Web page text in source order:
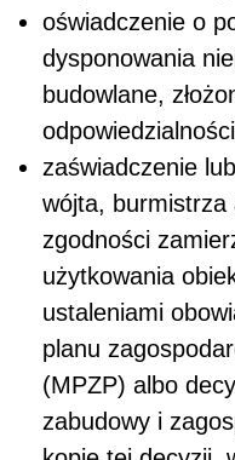
oświadczenie o
dysponowania
budowlane,
zaświadczenie
wójta,
zgodności
użytkowania
ustaleniami
planu
(MPZP) albo
zabudowy i